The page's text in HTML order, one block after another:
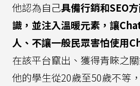
他認為自己具備行銷和SEO
識，並注入溫暖元素，讓
人、不讓一般民眾害怕使用
在該平台竄出、獲得青睞之
他的學生從20歲至50歲不等